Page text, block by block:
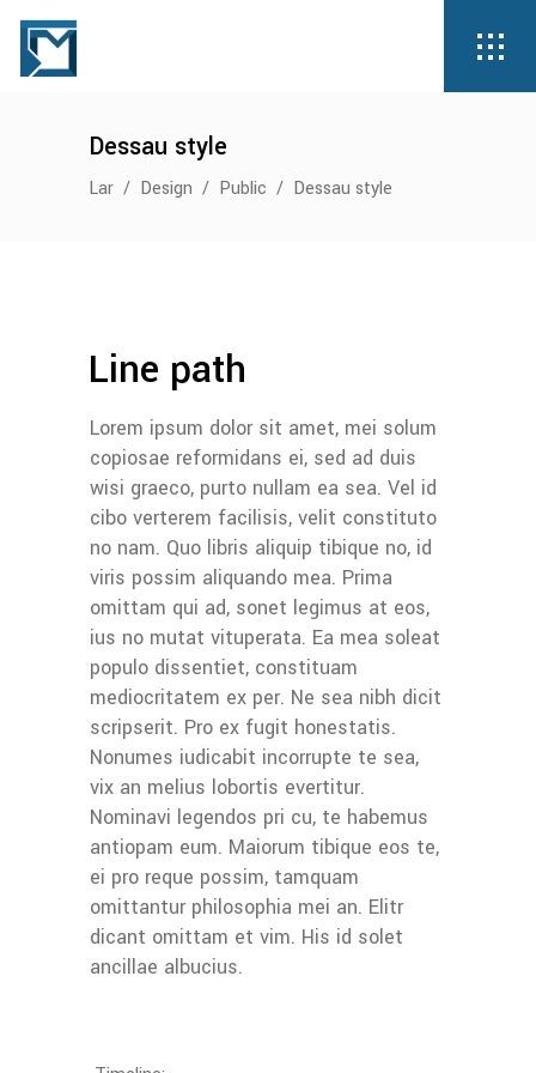
Dessau style
Lar / Design / Public / Dessau style
Line path
Lorem ipsum dolor sit amet, mei solum
copiosae reformidans ei, sed ad duis
wisi graeco, purto nullam ea sea. Vel id
cibo verterem facilisis, velit constituto
no nam. Quo libris aliquip tibique no, id
viris possim aliquando mea. Prima
omittam qui ad, sonet legimus at eos,
ius no mutat vituperata. Ea mea soleat
populo dissentiet, constituam
mediocritatem ex per. Ne sea nibh dicit
scripserit. Pro ex fugit honestatis.
Nonumes iudicabit incorrupte te sea,
vix an melius lobortis evertitur.
Nominavi legendos pri cu, te habemus
antiopam eum. Maiorum tibique eos te,
ei pro reque possim, tamquam
omittantur philosophia mei an. Elitr
dicant omittam et vim. His id solet
ancillae albucius.